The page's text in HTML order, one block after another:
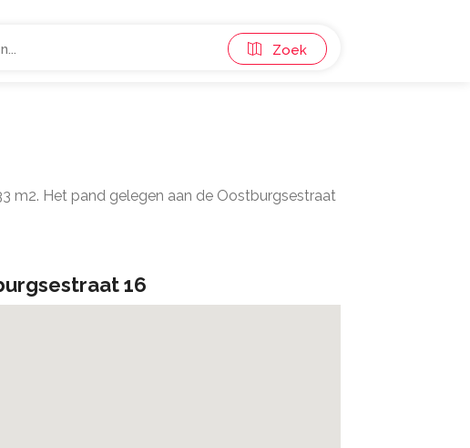
Zoek
m2. Het pand gelegen aan de Oostburgsestraat
16